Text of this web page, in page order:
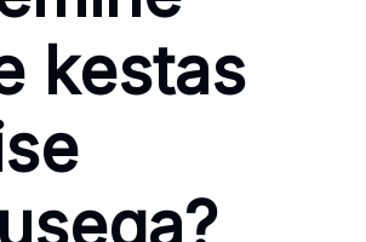
kestas